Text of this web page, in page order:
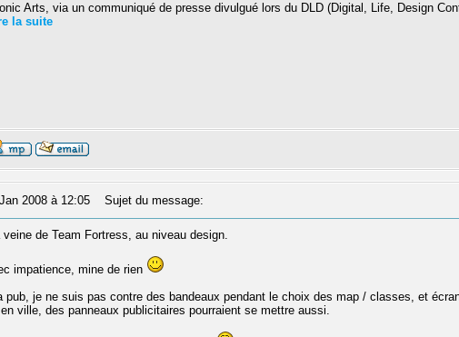
Arts, via un communiqué de presse divulgué lors du DLD (Digital, Life, Design
la suite
2008 à 12:05 Sujet du message:
veine de Team Fortress, au niveau design.
impatience, mine de rien
pub, je ne suis pas contre des bandeaux pendant le choix des map / classes, et
ville, des panneaux publicitaires pourraient se mettre aussi.